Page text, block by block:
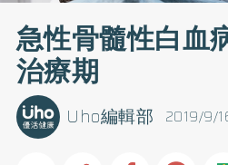
急性骨髓性白
治療期
2019/9/
Uho編輯部